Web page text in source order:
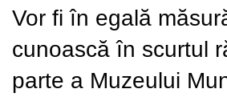
Vor fi în egală
cunoască în scurtul
parte a Muzeului